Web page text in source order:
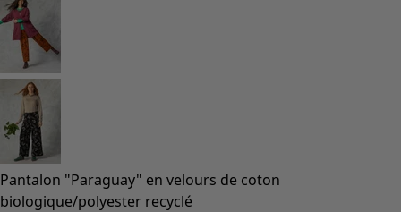
Pantalon "Paraguay" en velours de coton
biologique/polyester recyclé